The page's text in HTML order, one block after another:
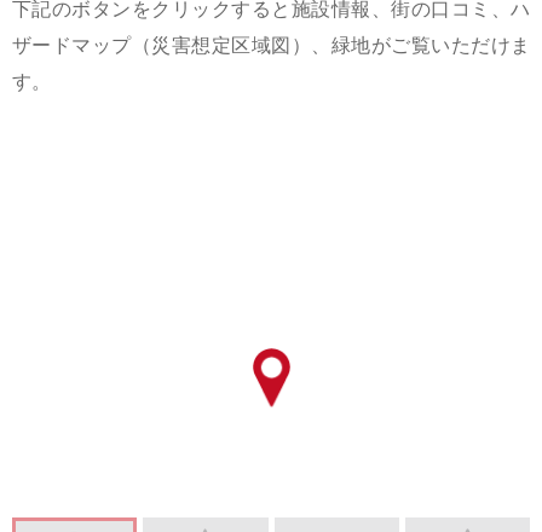
下記のボタンをクリックすると施設情報、街の口コミ、ハ
ザードマップ（災害想定区域図）、緑地がご覧いただけま
す。